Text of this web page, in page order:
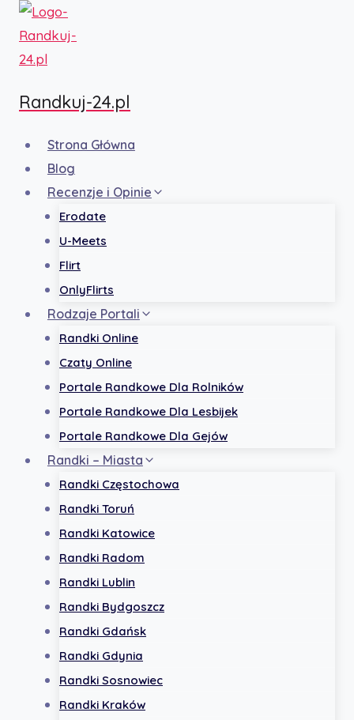
Przejdź
treści
Randkuj-24.pl
Strona Główna
Blog
Recenzje i Opinie
Erodate
U-Meets
Flirt
OnlyFlirts
Rodzaje Portali
Randki Online
Czaty Online
Portale Randkowe Dla Rolników
Portale Randkowe Dla Lesbijek
Portale Randkowe Dla Gejów
Randki – Miasta
Randki Częstochowa
Randki Toruń
Randki Katowice
Randki Radom
Randki Lublin
Randki Bydgoszcz
Randki Gdańsk
Randki Gdynia
Randki Sosnowiec
Randki Kraków